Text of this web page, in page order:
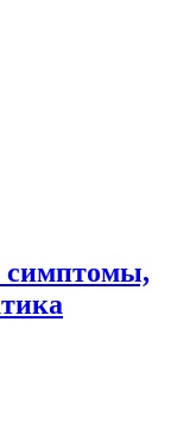
симптомы,